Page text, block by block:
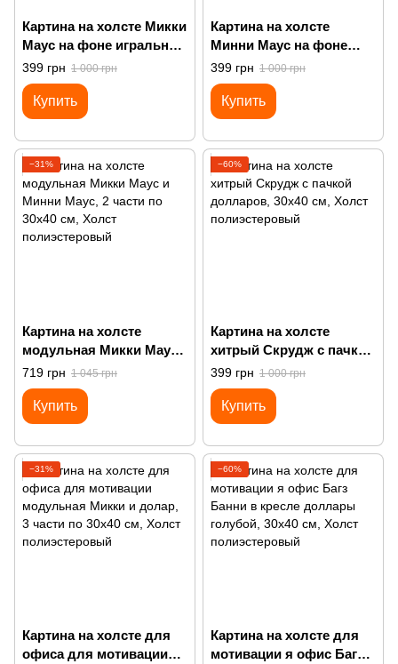
Картина на холсте Микки
Маус на фоне игральной
карты в золотых
оттенках
399 грн 1 000 грн
Купить
Картина на холсте
Минни Маус на фоне
игральной карты с
оружием в руках
399 грн 1 000 грн
Купить
−31%
Картина на холсте
модульная Микки Маус
и Минни Маус
719 грн 1 045 грн
Купить
−60%
Картина на холсте
хитрый Скрудж с пачкой
долларов
399 грн 1 000 грн
Купить
−31%
Картина на холсте для
офиса для мотивации
−60%
Картина на холсте для
мотивации я офис Багз